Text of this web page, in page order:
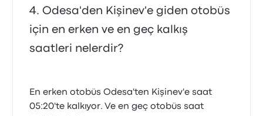
Odesa'den Kişinev'e giden otobüs
için en erken ve en geç kalkış
saatleri nelerdir?
En erken otobüs Odesa'ten Kişinev'e saat
05:20'te kalkıyor. Ve en geç otobüs saat